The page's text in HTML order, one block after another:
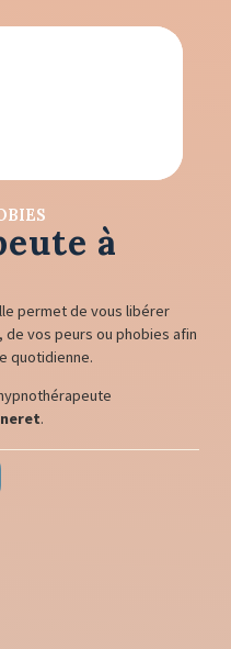
à
permet de vous libérer
vos peurs ou phobies afin
quotidienne.
.